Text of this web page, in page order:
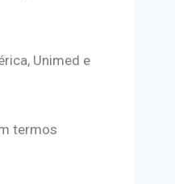
Unimed e
termos